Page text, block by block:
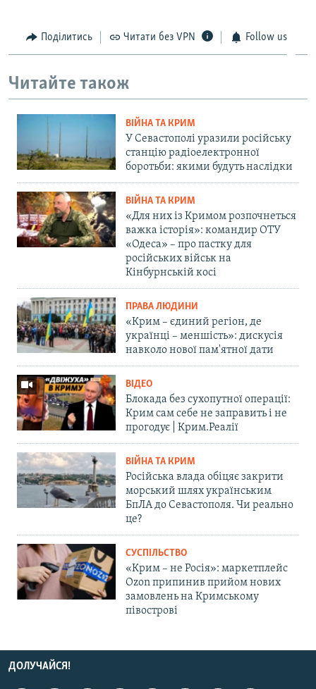
Поділитись Читати без VPN Follow us
Читайте також
ВІЙНА ТА КРИМ
У Севастополі уразили російську
станцію радіоелектронної
боротьби: якими будуть наслідки
ВІЙНА ТА КРИМ
«Для них із Кримом розпочнеться
важка історія»: командир ОТУ
«Одеса» – про пастку для
російських військ на
Кінбурнській косі
ПРАВА ЛЮДИНИ
«Крим – єдиний регіон, де
українці – меншість»: дискусія
навколо нової пам'ятної дати
ВІДЕО
Блокада без сухопутної операції:
Крим сам себе не заправить і не
прогодує | Крим.Реалії
ВІЙНА ТА КРИМ
Російська влада обіцяє закрити
морський шлях українським
БпЛА до Севастополя. Чи реально
це?
СУСПІЛЬСТВО
«Крим – не Росія»: маркетплейс
Ozon припинив прийом нових
замовлень на Кримському
півострові
ДОЛУЧАЙСЯ!